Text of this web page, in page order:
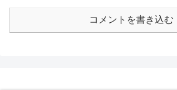
コメントを書き込む